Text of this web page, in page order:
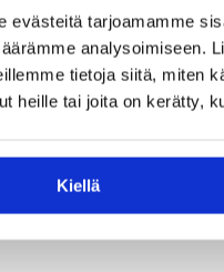
evästeitä tarjoamamme
analysoimiseen.
tietoja siitä, miten
heille tai joita on kerätty,
Kiellä
jatkaa
Ranskaa,